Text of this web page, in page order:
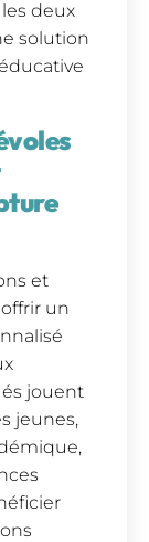
deux
solution
et
un
jouent
jeunes,